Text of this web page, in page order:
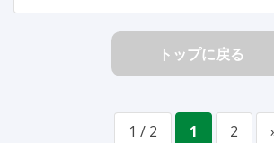
トップに戻る
1 / 2 1 2